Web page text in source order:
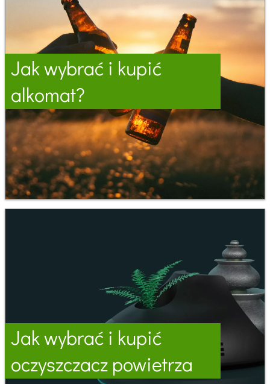
Jak wybrać i kupić
alkomat?
Jak wybrać i kupić
oczyszczacz powietrza